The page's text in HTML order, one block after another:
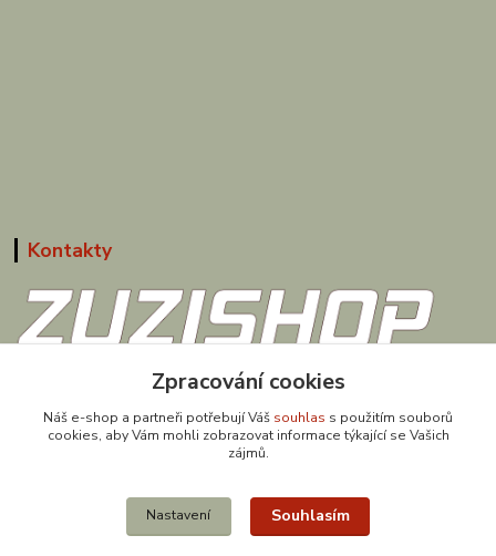
Kontakty
obchod@zuzishop.cz
Zpracování cookies
Náš e-shop a partneři potřebují Váš souhlas s použitím souborů
cookies, aby Vám mohli zobrazovat informace týkající se Vašich
zájmů.
Nastavení Souhlasím